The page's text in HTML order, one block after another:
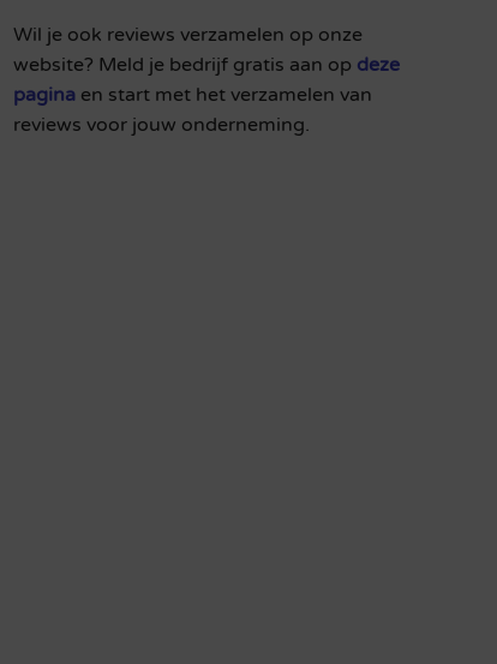
Wil je ook reviews verzamelen op onze
website? Meld je bedrijf gratis aan op deze
paginaen start met het verzamelen van
reviews voor jouw onderneming.